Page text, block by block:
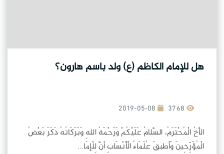
هل للإمام الكاظم (ع) ولد باسم هارون؟
2019-05-08
الأخُ الْمُحْتَرَمُ، السَّلامُ عَلَيْكُمْ وَرَحْمَةُ اللهِ وَبَرَكَاتُهُ ذَكَرَ بَعْضُ
الْمُؤَرِّخِينَ وَأَطبقَ عُلَمَاءُ الْأَنْسَابِ أَنَّ لِلْإمَا...